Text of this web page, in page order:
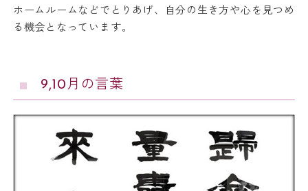
ホームルームなどでとりあげ、自分の生き方や心を見つめ
る機会となっています。
9,10月の言葉